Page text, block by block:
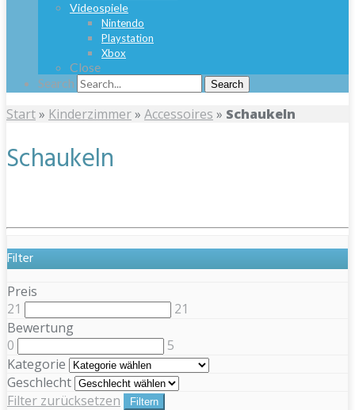
Videospiele
Nintendo
Playstation
Xbox
Close
Search
Search
Start» Kinderzimmer» Accessoires » Schaukeln
Schaukeln
Filter
Preis
21
21
Bewertung
0
5
Kategorie
Geschlecht
Filter zurücksetzen
Filtern